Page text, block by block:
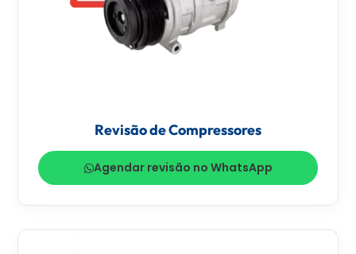
Revisão de Compressores
Agendar revisão no WhatsApp